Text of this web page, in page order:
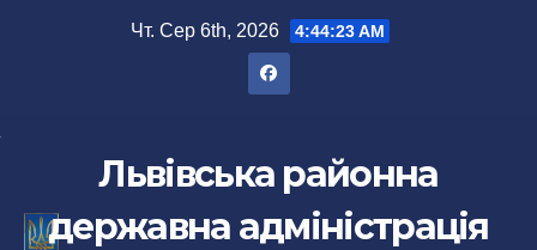
Чт. Сер 6th, 2026 4:44:24 AM
Львівська районна
державна адміністрація